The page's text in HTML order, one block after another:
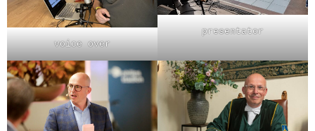
voice over
presentator